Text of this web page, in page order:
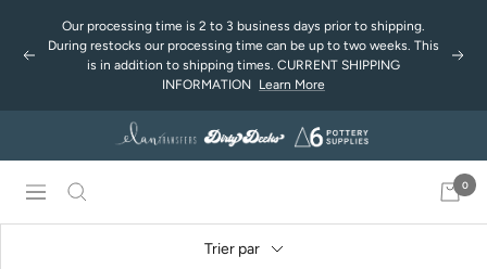
contenuPrécédent
Our processing time is 2 to 3 business days prior to shipping.
During restocks our processing time can be up to two weeks. This
is in addition to shipping times. CURRENT SHIPPING
INFORMATION
Learn More
Navigation
0
Trier par